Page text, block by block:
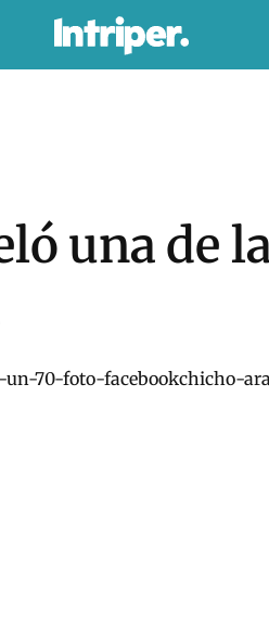
una de